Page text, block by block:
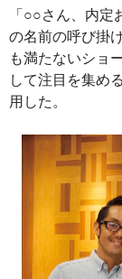
「○○さん、内
の名前の呼び掛
も満たないショ
して注目を集め
用した。